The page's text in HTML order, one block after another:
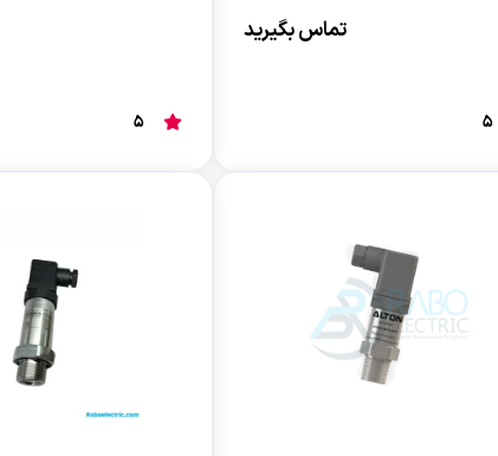
تماس بگیرید
5
5